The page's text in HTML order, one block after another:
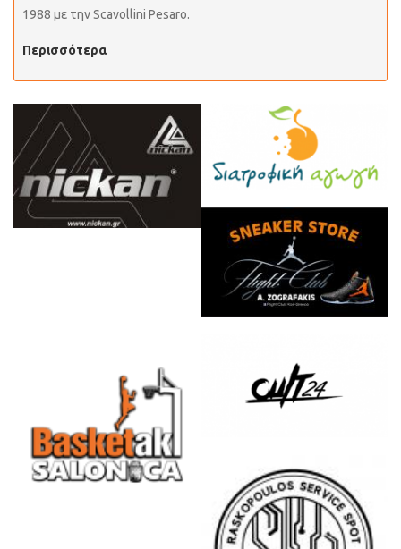
1988 με την Scavollini Pesaro.
Περισσότερα